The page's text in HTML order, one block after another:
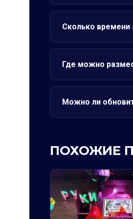
Сколько
Где можно
Можно ли
ПОХОЖИЕ